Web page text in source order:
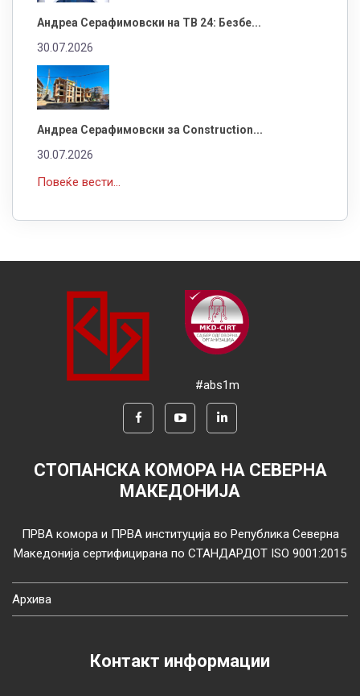
Андреа Серафимовски на ТВ 24: Безбе...
30.07.2026
Андреа Серафимовски за Construction...
30.07.2026
Повеќе вести...
#abs1m
СТОПАНСКА КОМОРА НА СЕВЕРНА
МАКЕДОНИЈА
ПРВА комора и ПРВА институција во Република Северна
Македонија сертифицирана по СТАНДАРДОТ ISO 9001:2015
Архива
Контакт информации